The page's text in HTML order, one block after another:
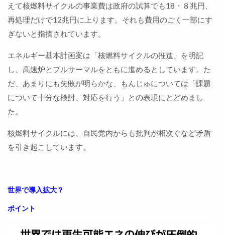
えて核燃料サイクルの事業費は政府の試算でも18・８兆円、
再処理だけで12兆円に上ります。それも費用のごく一部にす
ぎないと指摘されています。
エネルギー基本計画案は「核燃料サイクルの推進」を明記
し、高速炉とプルサーマルをともに進めるとしています。た
だ、あまりにも失敗が明らかな、もんじゅについては「課題
について十分な検討、対応を行う」との表現にとどめまし
た。
核燃料サイクルには、自民党内からも批判が相次ぐなど矛盾
を引き起こしています。
世界で導入拡大？
ポイント